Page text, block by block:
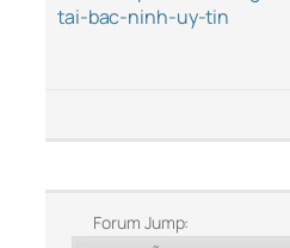
tai-bac-ninh-uy-tin
Forum Jump: